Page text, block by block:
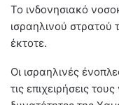
Το ινδονησιακό
ισραηλινού στρατού
έκτοτε.
Οι ισραηλινές
τις επιχειρήσεις